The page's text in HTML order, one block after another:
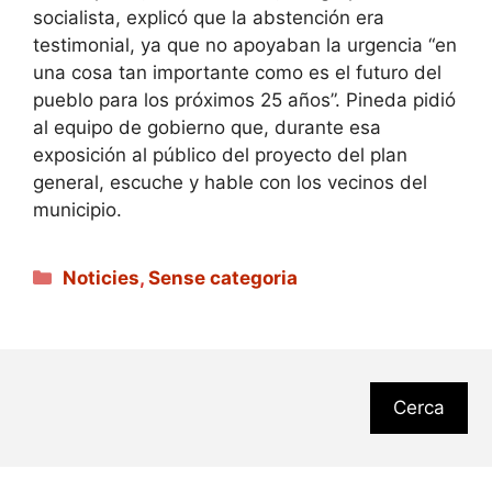
socialista, explicó que la abstención era
testimonial, ya que no apoyaban la urgencia “en
una cosa tan importante como es el futuro del
pueblo para los próximos 25 años”. Pineda pidió
al equipo de gobierno que, durante esa
exposición al público del proyecto del plan
general, escuche y hable con los vecinos del
municipio.
Categories
Noticies,Sense categoria
Cerca